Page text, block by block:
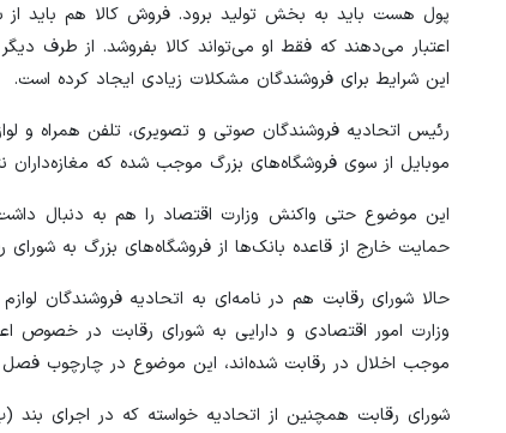
پول هست باید به بخش تولید برود. فروش کالا هم باید
اعتبار می‌دهند که فقط او می‌تواند کالا بفروشد. از طرف
این شرایط برای فروشندگان مشکلات زیادی ایجاد کرده است.
رئیس اتحادیه فروشندگان صوتی و تصویری، تلفن همراه و
موبایل از سوی فروشگاه‌های بزرگ موجب شده که مغازه‌داران
این موضوع حتی واکنش وزارت اقتصاد را هم به دنبال
حمایت‌ خارج از قاعده بانک‌ها از فروشگاه‌های بزرگ به شورای
حالا شورای رقابت هم در نامه‌ای به اتحادیه فروشندگان
وزارت امور اقتصادی و دارایی به شورای رقابت در خصوص
موجب اخلال در رقابت شده‌اند، این موضوع در چارچوب فصل نهم قانون اجرای